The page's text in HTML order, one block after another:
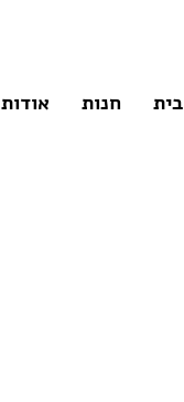
בית חנות אודות